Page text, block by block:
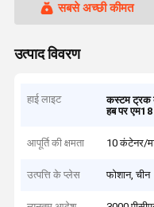
सबसे अच्छी कीमत
उत्पाद विवरण
हाई लाइट कस्टम ट्रक
हब पर एम18
आपूर्ति की क्षमता 10 कंटेनर/
उत्पत्ति के प्लेस फोशान, चीन